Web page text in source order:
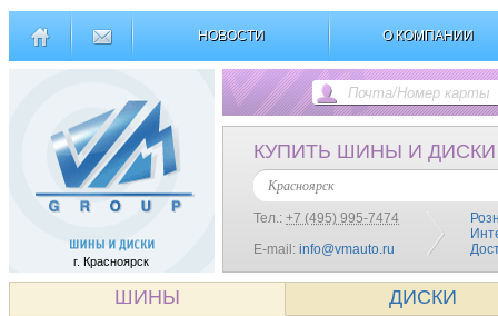
НОВОСТИ О КОМПАНИИ
г. Красноярск
КУПИТЬ ШИНЫ И ДИСКИ
Красноярск
Тел.: +7 (495) 995-7474
E-mail: info@vmauto.ru
ШИНЫ ДИСКИ